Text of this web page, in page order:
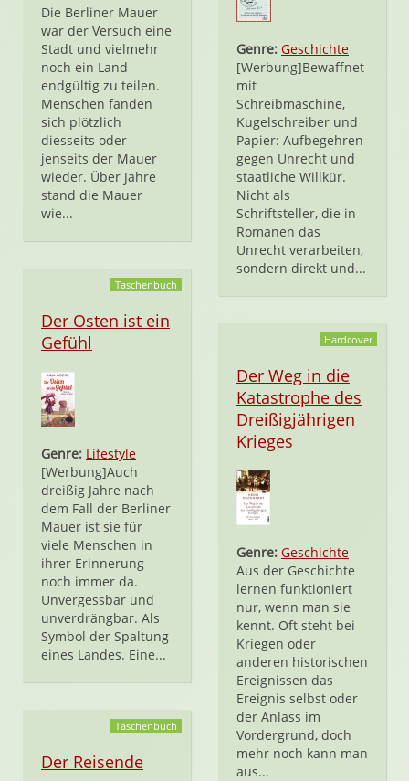
Die Berliner Mauer
war der Versuch eine
Stadt und vielmehr
noch ein Land
endgültig zu teilen.
Menschen fanden
sich plötzlich
diesseits oder
jenseits der Mauer
wieder. Über Jahre
stand die Mauer
wie...
Genre: Geschichte
[Werbung]Bewaffnet
mit
Schreibmaschine,
Kugelschreiber und
Papier: Aufbegehren
gegen Unrecht und
staatliche Willkür.
Nicht als
Schriftsteller, die in
Romanen das
Unrecht verarbeiten,
sondern direkt und...
Taschenbuch
Der Osten ist ein
Gefühl
Genre: Lifestyle
[Werbung]Auch
dreißig Jahre nach
dem Fall der Berliner
Mauer ist sie für
viele Menschen in
ihrer Erinnerung
noch immer da.
Unvergessbar und
unverdrängbar. Als
Symbol der Spaltung
eines Landes. Eine...
Hardcover
Der Weg in die
Katastrophe des
Dreißigjährigen
Krieges
Genre: Geschichte
Aus der Geschichte
lernen funktioniert
nur, wenn man sie
kennt. Oft steht bei
Kriegen oder
anderen historischen
Ereignissen das
Ereignis selbst oder
der Anlass im
Vordergrund, doch
mehr noch kann man
aus...
Taschenbuch
Der Reisende